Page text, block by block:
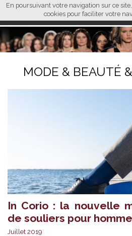
En poursuivant votre navigation sur ce
cookies pour faciliter votre
L M
MODE & BEAUTÉ
In Corio : la nouvelle
de souliers pour
Juillet 2019